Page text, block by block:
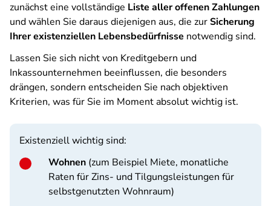
zunächst eine vollständige Liste aller offenen Zahlungen
und wählen Sie daraus diejenigen aus, die zurSicherung
Ihrer existenziellen Lebensbedürfnisse notwendig sind.
Lassen Sie sich nicht von Kreditgebern und
Inkassounternehmen beeinflussen, die besonders
drängen, sondern entscheiden Sie nach objektiven
Kriterien, was für Sie im Moment absolut wichtig ist.
Existenziell wichtig sind:
Wohnen (zum Beispiel Miete, monatliche
Raten für Zins- und Tilgungsleistungen für
selbstgenutzten Wohnraum)